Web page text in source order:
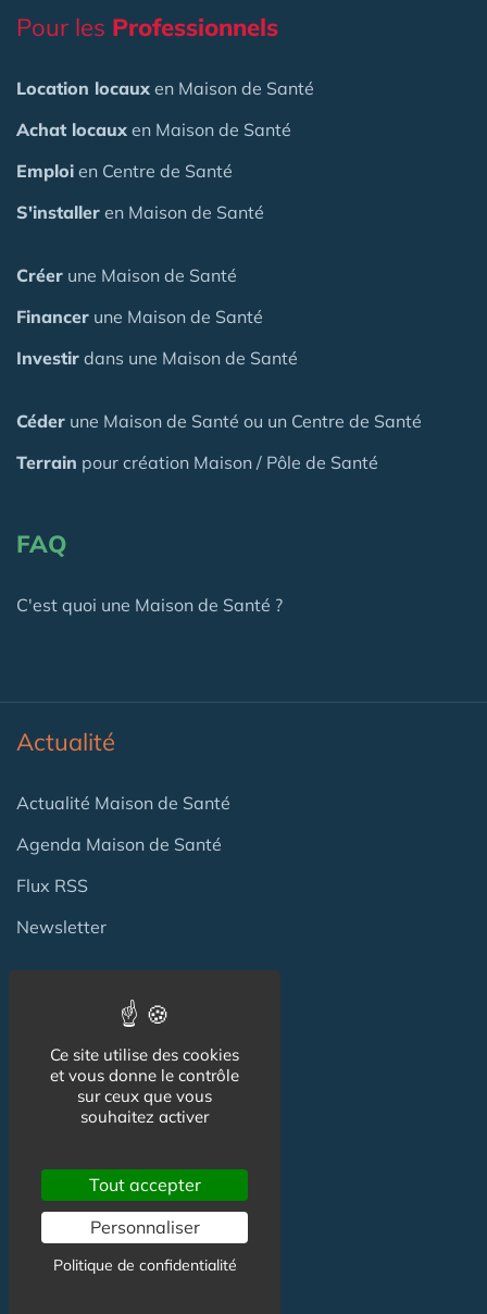
Pour les Professionnels
Location locaux en Maison de Santé
Achat locaux en Maison de Santé
Emploi en Centre de Santé
S'installer en Maison de Santé
Créer une Maison de Santé
Financer une Maison de Santé
Investir dans une Maison de Santé
Céder une Maison de Santé ou un Centre de Santé
Terrain pour création Maison / Pôle de Santé
FAQ
C'est quoi une Maison de Santé ?
Actualité
Actualité Maison de Santé
Agenda Maison de Santé
Flux RSS
Newsletter
Reseaux Sociaux
Facebook
X (ex-Twitter)
Informations
Ce site utilise des cookies
et vous donne le contrôle
sur ceux que vous
souhaitez activer
Tout accepter
Personnaliser
Politique de confidentialité